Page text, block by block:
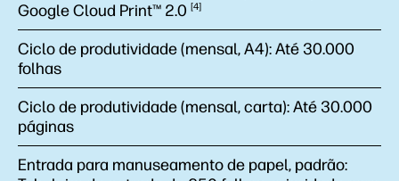
Google Cloud Print™ 2.0 4
Ciclo de produtividade (mensal, A4):Até 30.000
folhas
Ciclo de produtividade (mensal, carta):Até 30.000
páginas
Entrada para manuseamento de papel, padrão: